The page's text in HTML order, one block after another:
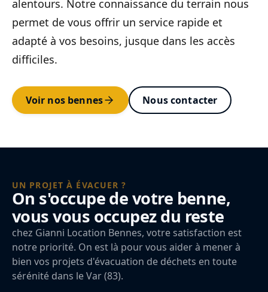
alentours. Notre connaissance du terrain nous
permet de vous offrir un service rapide et
adapté à vos besoins, jusque dans les accès
difficiles.
Voir nos bennes Nous contacter
UN PROJET À ÉVACUER ?
On s'occupe de votre benne,
vous vous occupez du reste
chez Gianni Location Bennes, votre satisfaction est
notre priorité. On est là pour vous aider à mener à
bien vos projets d'évacuation de déchets en toute
sérénité dans le Var (83).